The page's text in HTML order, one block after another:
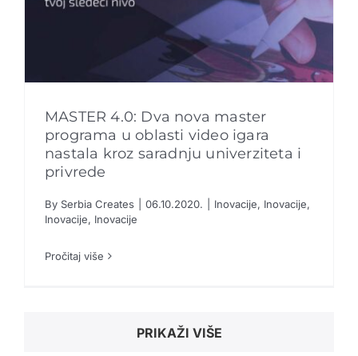
MASTER 4.0: Dva nova master programa u
univerziteta i privrede
Inovacije
Inovacije Inovacije Inovacije
MASTER 4.0: Dva nova master
programa u oblasti video igara
nastala kroz saradnju univerziteta i
privrede
By Serbia Creates 06.10.2020. Inovacije, Inovacije,
Inovacije, Inovacije
Pročitaj više
PRIKAŽI VIŠE